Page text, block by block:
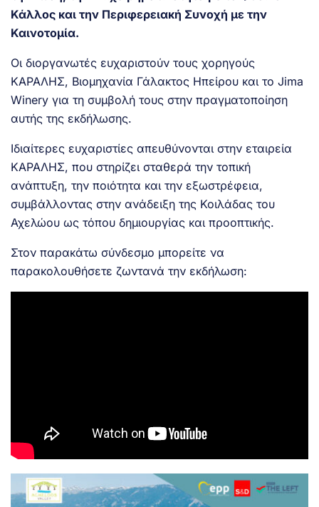
Κάλλος και την Περιφερειακή Συνοχή με την
Καινοτομία.
Οι διοργανωτές ευχαριστούν τους χορηγούς
ΚΑΡΑΛΗΣ, Βιομηχανία Γάλακτος Ηπείρου και το Jima
Winery για τη συμβολή τους στην πραγματοποίηση
αυτής της εκδήλωσης.
Ιδιαίτερες ευχαριστίες απευθύνονται στην εταιρεία
ΚΑΡΑΛΗΣ, που στηρίζει σταθερά την τοπική
ανάπτυξη, την ποιότητα και την εξωστρέφεια,
συμβάλλοντας στην ανάδειξη της Κοιλάδας του
Αχελώου ως τόπου δημιουργίας και προοπτικής.
Στον παρακάτω σύνδεσμο μπορείτε να
παρακολουθήσετε ζωντανά την εκδήλωση: